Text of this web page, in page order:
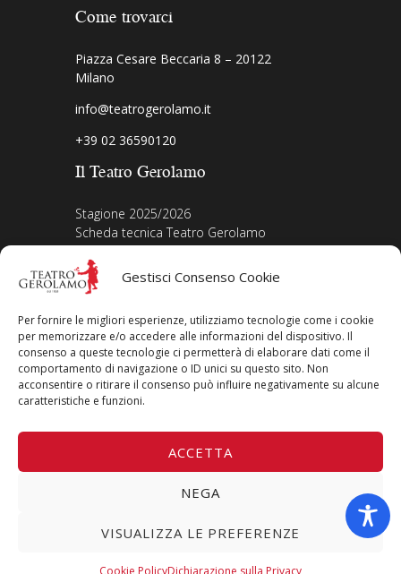
Gestisci Consenso Cookie
Per fornire le migliori esperienze, utilizziamo tecnologie come i cookie
per memorizzare e/o accedere alle informazioni del dispositivo. Il
consenso a queste tecnologie ci permetterà di elaborare dati come il
comportamento di navigazione o ID unici su questo sito. Non
acconsentire o ritirare il consenso può influire negativamente su alcune
caratteristiche e funzioni.
ACCETTA
NEGA
VISUALIZZA LE PREFERENZE
Cookie PolicyDichiarazione sulla Privacy
Come trovarci
Piazza Cesare Beccaria 8 – 20122
Milano
info@teatrogerolamo.it
+39 02 36590120
Il Teatro Gerolamo
Stagione 2025/2026
Scheda tecnica Teatro Gerolamo
Acquista i biglietti
La nostra storia
Area legale
Contatti
Privacy Policy